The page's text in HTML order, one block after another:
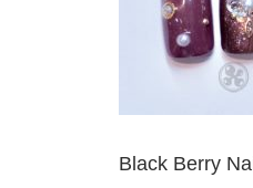
Black Berry